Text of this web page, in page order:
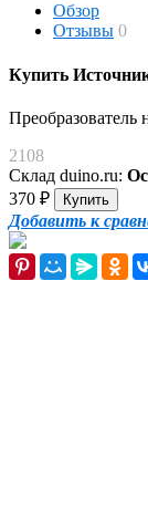
Обзор
Отзывы 0
Купить
2108
Склад duino.ru:
370 ₽
Добавить к